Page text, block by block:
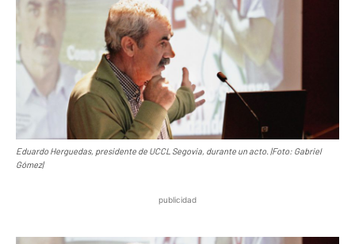
Eduardo Herguedas, presidente de UCCL Segovia, durante un acto. |Foto: Gabriel
Gómez|
publicidad